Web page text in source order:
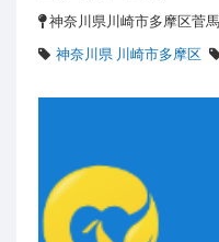
神奈川県川崎市多摩区菅
神奈川県 川崎市多摩区